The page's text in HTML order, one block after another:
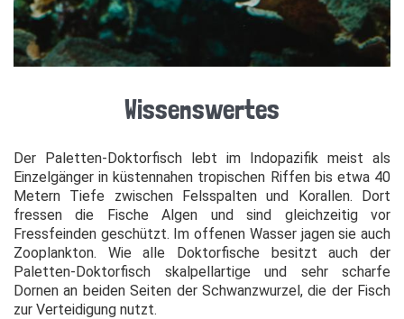
Wissenswertes
Der Paletten-Doktorfisch lebt im Indopazifik meist als
Einzelgänger in küstennahen tropischen Riffen bis etwa 40
Metern Tiefe zwischen Felsspalten und Korallen. Dort
fressen die Fische Algen und sind gleichzeitig vor
Fressfeinden geschützt. Im offenen Wasser jagen sie auch
Zooplankton. Wie alle Doktorfische besitzt auch der
Paletten-Doktorfisch skalpellartige und sehr scharfe
Dornen an beiden Seiten der Schwanzwurzel, die der Fisch
zur Verteidigung nutzt.